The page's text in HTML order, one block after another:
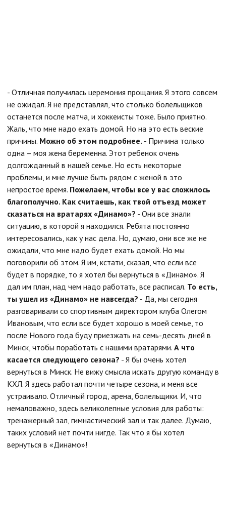
- Отличная получилась церемония прощания. Я этого совсем
не ожидал. Я не представлял, что столько болельщиков
останется после матча, и хоккеисты тоже. Было приятно.
Жаль, что мне надо ехать домой. Но на это есть веские
причины. Можно об этом подробнее. - Причина только
одна – моя жена беременна. Этот ребенок очень
долгожданный в нашей семье. Но есть некоторые
проблемы, и мне лучше быть рядом с женой в это
непростое время. Пожелаем, чтобы все у вас сложилось
благополучно. Как считаешь, как твой отъезд может
сказаться на вратарях «Динамо»? - Они все знали
ситуацию, в которой я находился. Ребята постоянно
интересовались, как у нас дела. Но, думаю, они все же не
ожидали, что мне надо будет ехать домой. Но мы
поговорили об этом. Я им, кстати, сказал, что если все
будет в порядке, то я хотел бы вернуться в «Динамо». Я
дал им план, над чем надо работать, все расписал. То есть,
ты ушел из «Динамо» не навсегда? - Да, мы сегодня
разговаривали со спортивным директором клуба Олегом
Ивановым, что если все будет хорошо в моей семье, то
после Нового года буду приезжать на семь-десять дней в
Минск, чтобы поработать с нашими вратарями. А что
касается следующего сезона? - Я бы очень хотел
вернуться в Минск. Не вижу смысла искать другую команду в
КХЛ. Я здесь работал почти четыре сезона, и меня все
устраивало. Отличный город, арена, болельщики. И, что
немаловажно, здесь великолепные условия для работы:
тренажерный зал, гимнастический зал и так далее. Думаю,
таких условий нет почти нигде. Так что я бы хотел
вернуться в «Динамо»!